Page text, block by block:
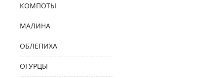
КОМПОТЫ
МАЛИНА
ОБЛЕПИХА
ОГУРЦЫ